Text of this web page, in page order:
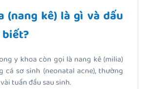
(nang kê) là gì và dấu
y khoa còn gọi là nang kê (milia)
cá sơ sinh (neonatal acne), thường
tuần đầu sau sinh.